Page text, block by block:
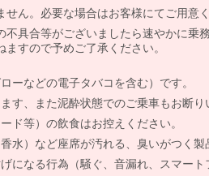
ん。必要な場合はお客様にてご用意く
不具合等がございましたら速やかに乗
すので予めご了承ください。
ーなどの電子タバコを含む）です。
す、また泥酔状態でのご乗車もお断り
ド等）の飲食はお控えください。
水）など座席が汚れる、臭いがつく製
になる行為（騒ぐ、音漏れ、スマー